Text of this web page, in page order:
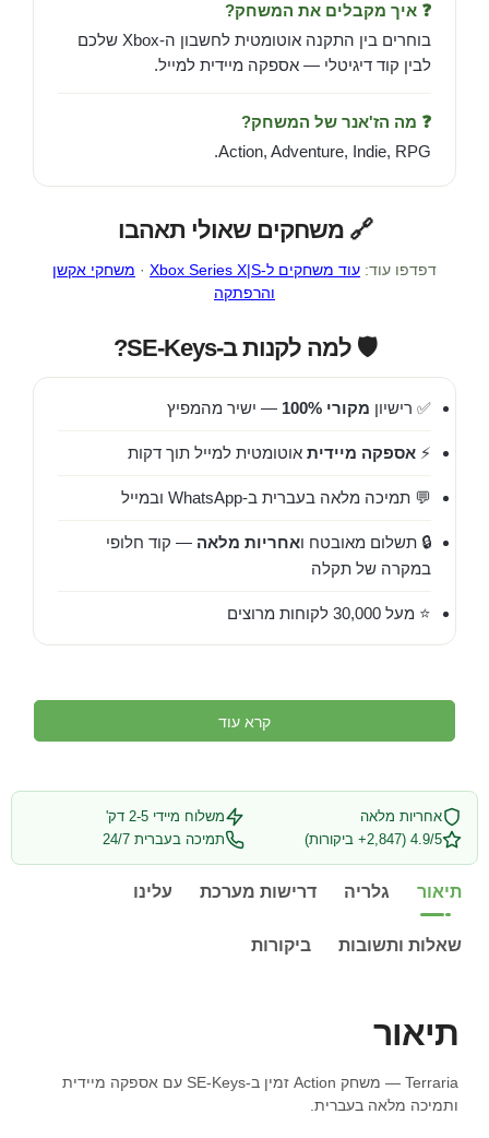
❓ איך מקבלים את המשחק?
בוחרים בין התקנה אוטומטית לחשבון ה-Xbox שלכם
לבין קוד דיגיטלי — אספקה מיידית למייל.
❓ מה הז'אנר של המשחק?
Action, Adventure, Indie, RPG.
🔗 משחקים שאולי תאהבו
דפדפו עוד: עוד משחקים ל-Xbox Series X|S · משחקי אקשן
והרפתקה
🛡️ למה לקנות ב-SE-Keys?
✅ רישיון מקורי 100% — ישיר מהמפיץ
⚡ אספקה מיידית אוטומטית למייל תוך דקות
💬 תמיכה מלאה בעברית ב-WhatsApp ובמייל
🔒 תשלום מאובטח ואחריות מלאה — קוד חלופי
במקרה של תקלה
⭐ מעל 30,000 לקוחות מרוצים
קרא עוד
אחריות מלאה
משלוח מיידי 2-5 דק'
4.9/5 (2,847+ ביקורות)
תמיכה בעברית 24/7
תיאור גלריה דרישות מערכת עלינו
שאלות ותשובות ביקורות
תיאור
Terraria — משחק Action זמין ב-SE-Keys עם אספקה מיידית
ותמיכה מלאה בעברית.